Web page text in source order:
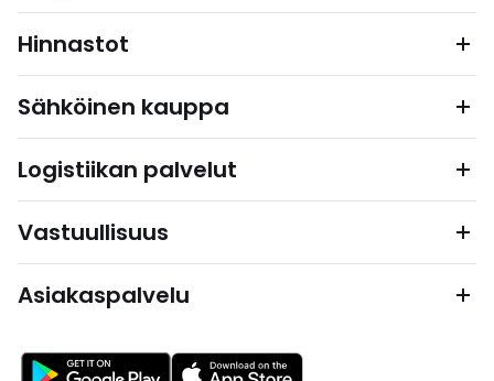
Hinnastot
Sähköinen kauppa
Logistiikan palvelut
Vastuullisuus
Asiakaspalvelu